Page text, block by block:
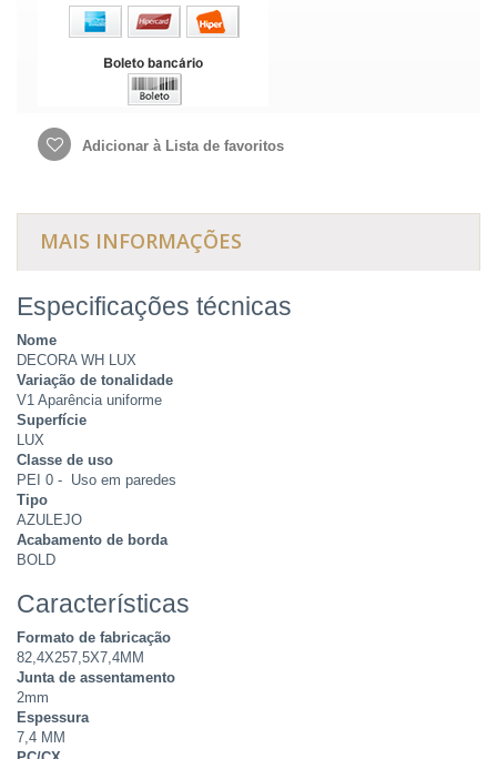
Adicionar à Lista de favoritos
MAIS INFORMAÇÕES
Especificações técnicas
Nome
DECORA WH LUX
Variação de tonalidade
V1 Aparência uniforme
Superfície
LUX
Classe de uso
PEI 0 - Uso em paredes
Tipo
AZULEJO
Acabamento de borda
BOLD
Características
Formato de fabricação
82,4X257,5X7,4MM
Junta de assentamento
2mm
Espessura
7,4 MM